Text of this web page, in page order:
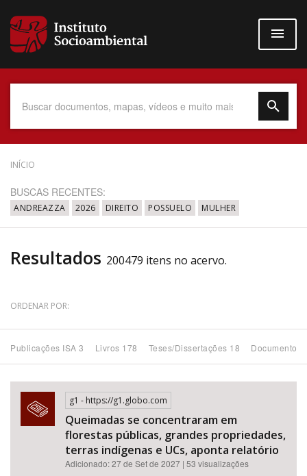
para
conteúdo
Data do Documento
Até
Povo Indígena
Subtema
Área de Levantamento
INÍCIO
BUSCAS RECENTES:
ANDREAZZA 2026 DIREITO POSSUELO MULHER
Resultados 200479 itens no acervo.
ORDENAR POR:
Publicações ISA 3 Livros 178 Teses/Dissertações 18 Documentos
g1 - https://g1.globo.com
Queimadas se concentraram em
florestas públicas, grandes propriedades,
terras indígenas e UCs, aponta relatório
Adicionado: 27 de Set de 2027 | 53 visualizações